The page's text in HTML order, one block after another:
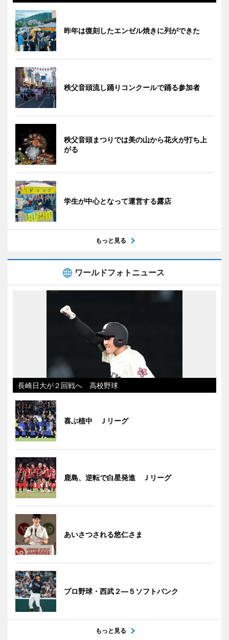
昨年は復刻したエンゼル焼きに列ができた
秩父音頭流し踊りコンクールで踊る参加者
秩父音頭まつりでは美の山から花火が打ち上
がる
学生が中心となって運営する露店
もっと見る
ワールドフォトニュース
長崎日大が２回戦へ 高校野球
喜ぶ植中 Ｊリーグ
鹿島、逆転で白星発進 Ｊリーグ
あいさつされる悠仁さま
プロ野球・西武２―５ソフトバンク
もっと見る